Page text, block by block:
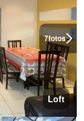
7fotos
Loft